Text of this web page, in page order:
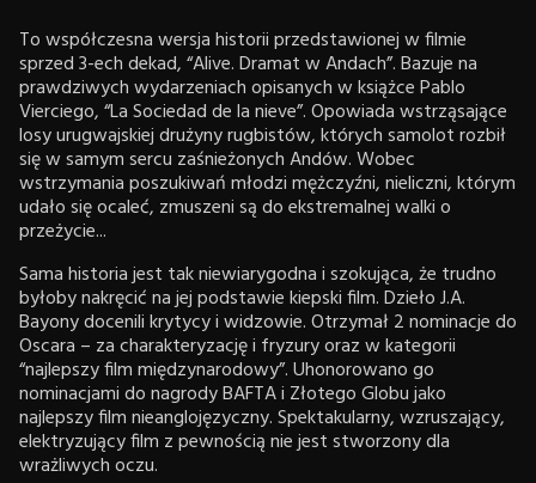
To współczesna wersja historii przedstawionej w filmie
sprzed 3-ech dekad, “Alive. Dramat w Andach”. Bazuje na
prawdziwych wydarzeniach opisanych w książce Pablo
Vierciego, “La Sociedad de la nieve”. Opowiada wstrząsające
losy urugwajskiej drużyny rugbistów, których samolot rozbił
się w samym sercu zaśnieżonych Andów. Wobec
wstrzymania poszukiwań młodzi mężczyźni, nieliczni, którym
udało się ocaleć, zmuszeni są do ekstremalnej walki o
przeżycie...
Sama historia jest tak niewiarygodna i szokująca, że trudno
byłoby nakręcić na jej podstawie kiepski film. Dzieło J.A.
Bayony docenili krytycy i widzowie. Otrzymał 2 nominacje do
Oscara – za charakteryzację i fryzury oraz w kategorii
“najlepszy film międzynarodowy”. Uhonorowano go
nominacjami do nagrody BAFTA i Złotego Globu jako
najlepszy film nieanglojęzyczny. Spektakularny, wzruszający,
elektryzujący film z pewnością nie jest stworzony dla
wrażliwych oczu.